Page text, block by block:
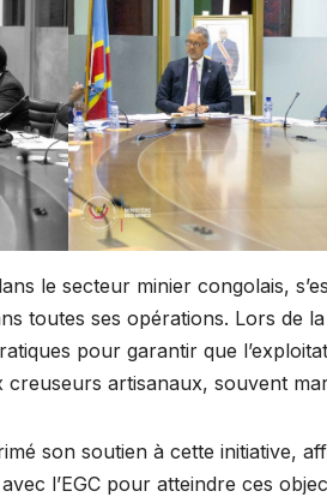
le secteur minier congolais,
toutes ses opérations. Lors de
pour garantir que
artisanaux, souvent
son soutien à cette initiative,
l’EGC pour atteindre ces